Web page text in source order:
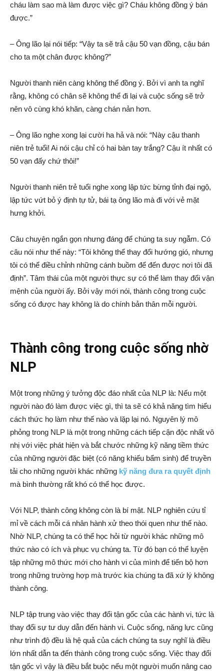
cháu làm sao mà làm được việc gì? Cháu không đồng ý bán
được.”
– Ông lão lại nói tiếp: “Vậy ta sẽ trả cậu 50 vạn đồng, cậu bán
cho ta một chân được không?”
Người thanh niên càng không thể đồng ý. Bởi vì anh ta nghĩ
rằng, không có chân sẽ không thể đi lại và cuộc sống sẽ trở
nên vô cùng khó khăn, càng chán nản hơn.
– Ông lão nghe xong lại cười ha hả và nói: “Này cậu thanh
niên trẻ tuổi! Ai nói cậu chỉ có hai bàn tay trắng? Cậu ít nhất có
50 vạn đấy chứ thôi!”
Người thanh niên trẻ tuổi nghe xong lập tức bừng tỉnh đại ngộ,
lập tức vứt bỏ ý định tự tử, bái tạ ông lão mà đi với vẻ mặt
hưng khởi.
Câu chuyện ngắn gọn nhưng đáng để chúng ta suy ngẫm. Có
câu nói như thế này: “Tôi không thể thay đổi hướng gió, nhưng
tôi có thể điều chỉnh những cánh buồm để đến được nơi tôi đã
định”. Tâm thái của một người thực sự có thể làm thay đổi vận
mệnh của người ấy. Bởi vậy mới nói, thành công trong cuộc
sống có được hay không là do chính bản thân mỗi người.
Thành công trong cuộc sống nhờ
NLP
Một trong những ý tưởng độc đáo nhất của NLP là: Nếu một
người nào đó làm được việc gì, thì ta sẽ có khả năng tìm hiểu
cách thức họ làm như thế nào và lặp lại nó. Nguyên lý mô
phỏng trong NLP là một trong những cách tiếp cận độc nhất vô
nhị với việc phát hiện và bắt chước những kỹ năng tiềm thức
của những người đặc biệt (có năng khiếu bẩm sinh) để truyền
tải cho những người khác những kỹ năng đưa ra quyết định
mà bình thường rất khó có thể học được.
Với NLP, thành công không còn là bí mật. NLP nghiên cứu tỉ
mỉ về cách mỗi cá nhân hành xử theo thói quen như thế nào.
Nhờ NLP, chúng ta có thể học hỏi từ người khác những mô
thức nào có ích và phục vụ chúng ta. Từ đó bạn có thể luyện
tập những mô thức mới cho hành vi của mình để tiến bộ hơn
trong những trường hợp mà trước kia chúng ta đã xứ lý không
thành công.
NLP tập trung vào việc thay đổi tận gốc của các hành vi, tức là
thay đổi sự tư duy dẫn đến hành vi. Cuộc sống, năng lực cũng
như trình độ đều là hệ quả của cách chúng ta suy nghĩ là điều
lớn nhất dẫn ta đến thành công trong cuộc sống. Việc thay đổi
tận gốc vì vậy là điều bắt buộc nếu một người muốn nâng cao